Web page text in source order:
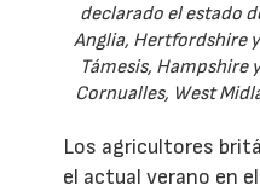
declarado el estado
Anglia, Hertfordshire
Támesis, Hampshire
Cornualles, West
Los agricultores
el actual verano en